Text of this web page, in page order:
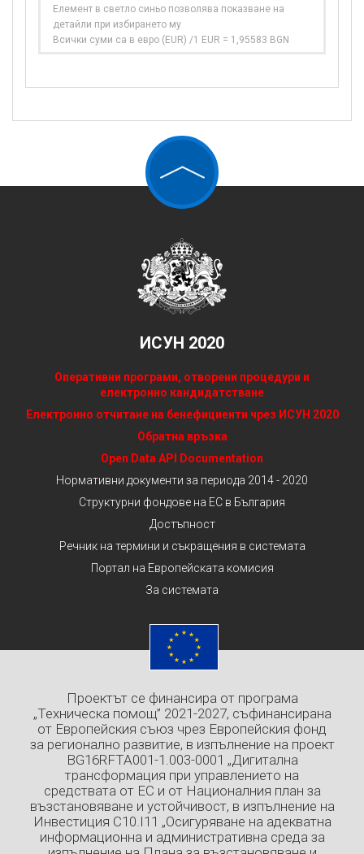
Елемент в светло синьо позволява показване на
детайли при избирането му
Всички суми са в евро (EUR) /1 EUR = 1,95583 BGN
ИСУН 2020
Оперативни програми, отворени процедури и
електронно кандидатстване
Електронно отчитане на бенефициенти чрез ИСУН 2020
Обратна връзка
Open Data API Documentation
Нормативни документи за периода 2014 - 2020
Структурни фондове на ЕС в България
Достъпност
Речник на термини и съкращения в системата
Портал на Европейската комисия
За системата
Проектът се финансира от програма
„Техническа помощ” 2021-2027, съфинансирана
от Европейския съюз чрез Европейския фонд
за регионално развитие, в изпълнение на проект
BG16RFTA001-1.003-0001 „Дигитална
трансформация при управлението на
средствата от ЕС и от Националния план за
възстановяване и устойчивост, в изпълнение на
Инвестиция C10.I11 „Осигуряване на адекватна
информационна и административна среда за